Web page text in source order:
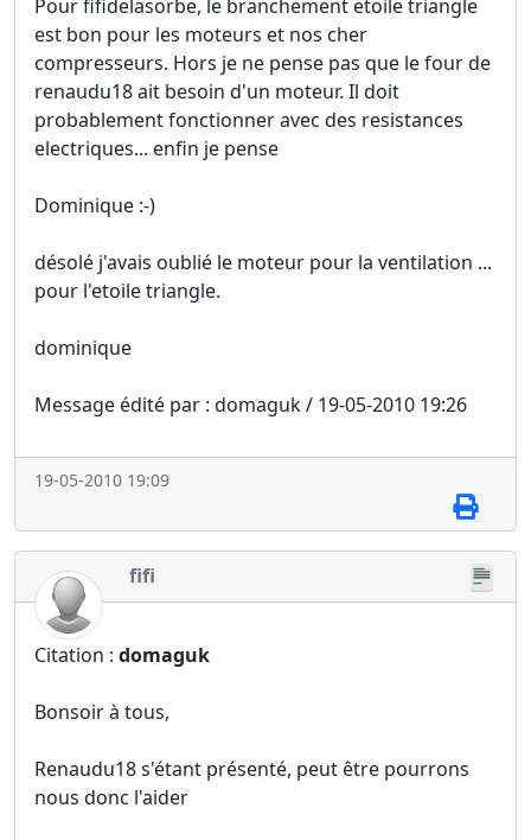
Pour fifidelasorbe, le branchement etoile triangle
est bon pour les moteurs et nos cher
compresseurs. Hors je ne pense pas que le four de
renaudu18 ait besoin d'un moteur. Il doit
probablement fonctionner avec des resistances
electriques... enfin je pense
Dominique :-)
désolé j'avais oublié le moteur pour la ventilation ...
pour l'etoile triangle.
dominique
Message édité par : domaguk / 19-05-2010 19:26
19-05-2010 19:09
fifi
Citation : domaguk
Bonsoir à tous,
Renaudu18 s'étant présenté, peut être pourrons
nous donc l'aider